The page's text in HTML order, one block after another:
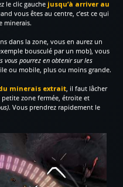
le clic gauche jusqu’à arriver au
vous êtes au centre, c’est ce qui
minerais.
dans la zone, vous en aurez un
bousculé par un mob), vous
vous pourrez en obtenir sur les
ou mobile, plus ou moins grande.
minerais extrait , il faut lâcher
zone fermée, étroite et
. Vous prendrez rapidement le